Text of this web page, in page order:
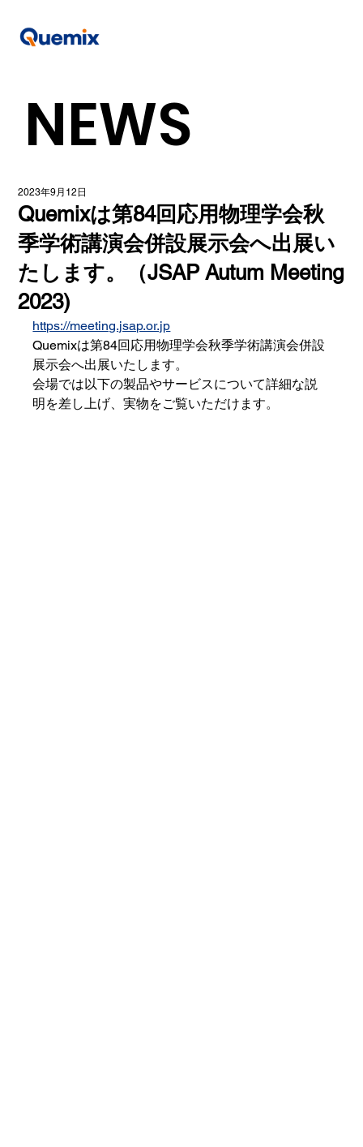
Quemixは第84回応用物理学会秋
季学術講演会併設展示会へ出展い
たします。（JSAP Autum Meeting
2023)
2023年9月12日
https://meeting.jsap.or.jp
Quemixは第84回応用物理学会秋季学術講演会併設
展示会へ出展いたします。
会場では以下の製品やサービスについて詳細な説
明を差し上げ、実物をご覧いただけます。
NEWS